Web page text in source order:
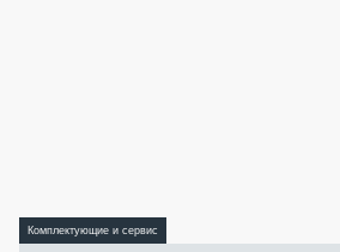
Комплектующие и сервис